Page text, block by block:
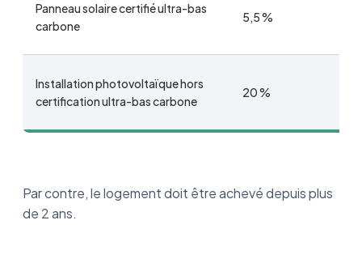
Panneau solaire certifié ultra-bas
carbone
5,5 %
Installation photovoltaïque hors
certification ultra-bas carbone
20 %
Par contre, le logement doit être achevé depuis plus
de 2 ans.